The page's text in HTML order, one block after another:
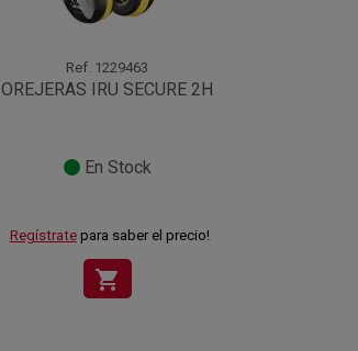
Ref. 1229463
OREJERAS IRU SECURE 2H
En Stock
Regístratepara saber el precio!
shopping_cart